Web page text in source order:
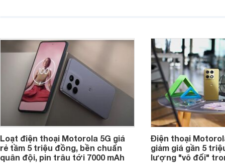
Loạt điện thoại Motorola 5G giá
rẻ tầm 5 triệu đồng, bền chuẩn
quân đội, pin trâu tới 7000 mAh
Điện thoại
giảm giá gần 5
lượng "vô đối"